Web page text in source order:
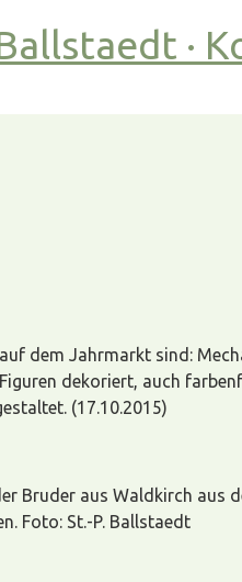
·
dem Jahrmarkt sind:
dekoriert, auch
(17.10.2015)
Bruder aus Waldkirch aus
Foto: St.-P. Ballstaedt